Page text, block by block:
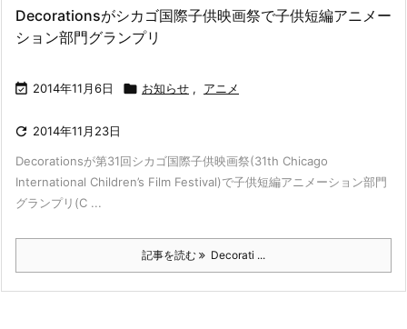
Decorationsがシカゴ国際子供映画祭で子供短編アニメー
ション部門グランプリ
 2014年11月6日  お知らせ , アニメ
 2014年11月23日
Decorationsが第31回シカゴ国際子供映画祭(31th Chicago
International Children’s Film Festival)で子供短編アニメーション部門
グランプリ(C ...
記事を読む Decorati ...